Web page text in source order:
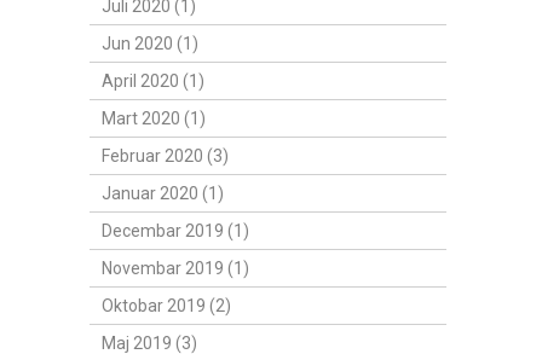
Juli 2020 (1)
Jun 2020 (1)
April 2020 (1)
Mart 2020 (1)
Februar 2020 (3)
Januar 2020 (1)
Decembar 2019 (1)
Novembar 2019 (1)
Oktobar 2019 (2)
Maj 2019 (3)